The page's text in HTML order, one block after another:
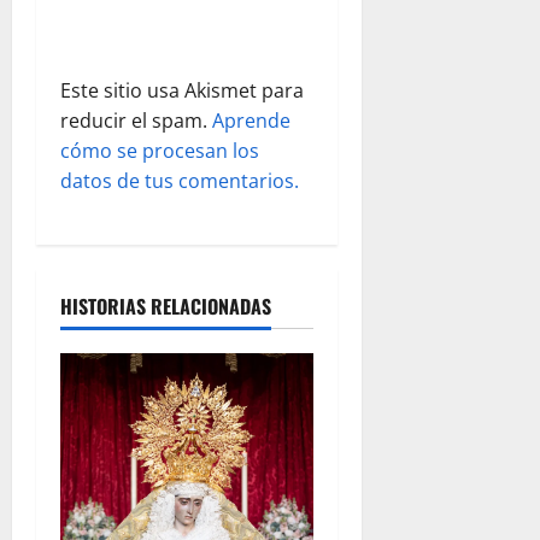
d
a
s
Este sitio usa Akismet para
reducir el spam. Aprende
cómo se procesan los
datos de tus comentarios.
HISTORIAS RELACIONADAS